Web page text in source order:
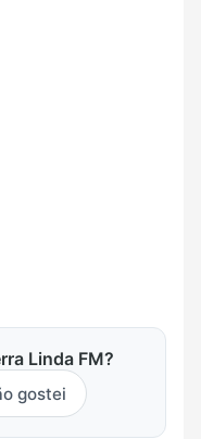
Linda FM?
gostei